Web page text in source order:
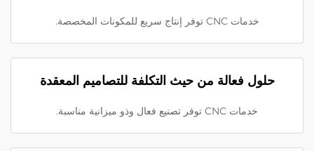
خدمات CNC توفر إنتاج سريع للمكونات المخصصة.
حلول فعالة من حيث التكلفة للتصاميم المعقدة
خدمات CNC توفر تصنيع فعال وذو ميزانية مناسبة.